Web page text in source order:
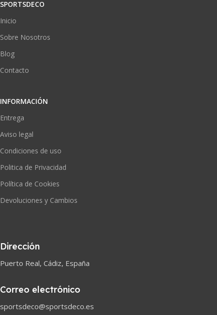
SPORTSDECO
Inicio
Sobre Nosotros
Blog
Contacto
INFORMACIÓN
Entrega
Aviso legal
Condiciones de uso
Politica de Privacidad
Política de Cookies
Devoluciones y Cambios
Dirección
Puerto Real, Cádiz, España
Correo electrónico
sportsdeco@sportsdeco.es